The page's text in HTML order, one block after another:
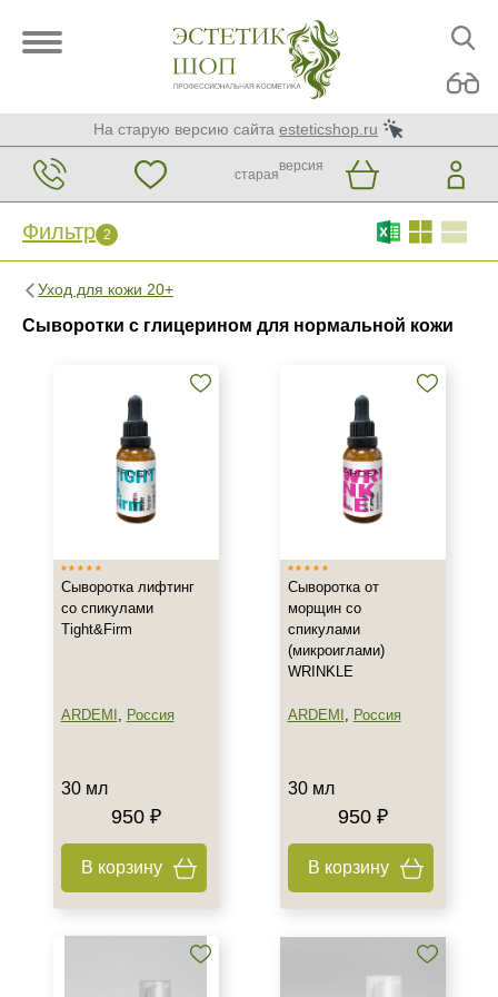
На старую версию сайта esteticshop.ru
старая
версия
Фильтр 2
Уход для кожи 20+
Сыворотки с глицерином для нормальной кожи
Фильтр 2 Сброс
Испания
Россия
Показать еще
Показать еще
Домашняя
Профессиональная
Универсальная
Сыворотка лифтинг
со спикулами
Tight&Firm
ARDEMI , Россия
30 мл
950 ₽
В корзину
Сыворотка от
морщин со
спикулами
(микроиглами)
WRINKLE
ARDEMI , Россия
30 мл
950 ₽
В корзину